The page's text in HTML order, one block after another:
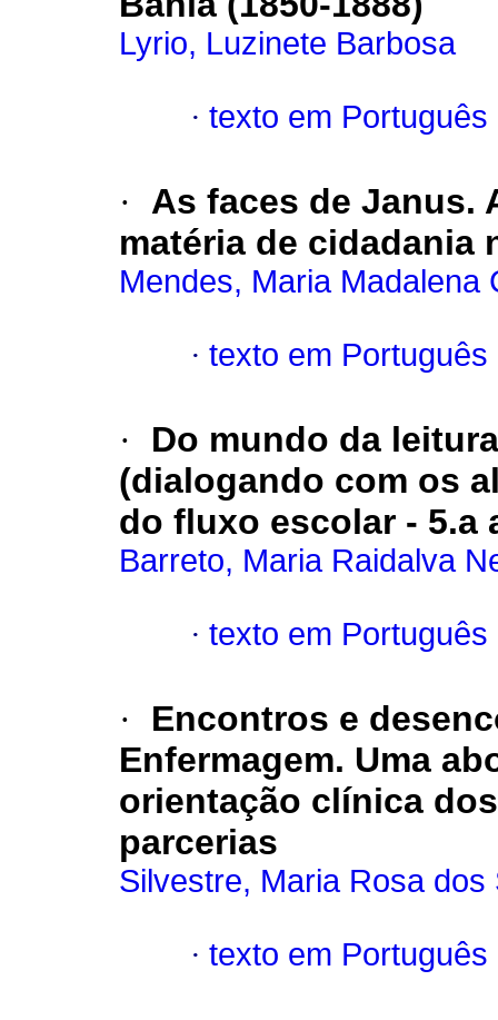
Lyrio, Luzinete Barbosa
· texto em Português
·
As faces de Janus.
matéria de cidadania
Mendes, Maria Madalena
· texto em Português
·
Do mundo da
(dialogando com os
do fluxo escolar - 5.a
Barreto, Maria Raidalva
· texto em Português
·
Encontros e
Enfermagem. Uma
orientação clínica
parcerias
Silvestre, Maria Rosa dos
· texto em Português